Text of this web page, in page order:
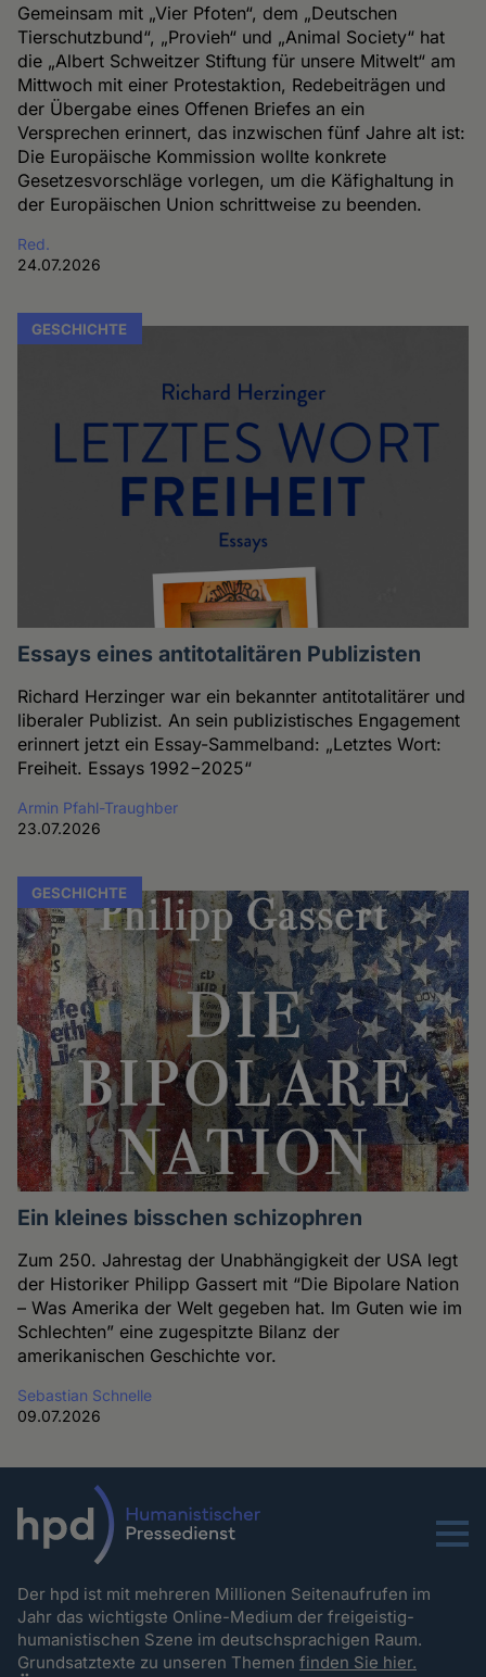
Gemeinsam mit „Vier Pfoten“, dem „Deutschen
Tierschutzbund“, „Provieh“ und „Animal Society“ hat
die „Albert Schweitzer Stiftung für unsere Mitwelt“ am
Mittwoch mit einer Protestaktion, Redebeiträgen und
der Übergabe eines Offenen Briefes an ein
Versprechen erinnert, das inzwischen fünf Jahre alt ist:
Die Europäische Kommission wollte konkrete
Gesetzesvorschläge vorlegen, um die Käfighaltung in
der Europäischen Union schrittweise zu beenden.
Red.
24.07.2026
GESCHICHTE
Essays eines antitotalitären Publizisten
Richard Herzinger war ein bekannter antitotalitärer und
liberaler Publizist. An sein publizistisches Engagement
erinnert jetzt ein Essay-Sammelband: „Letztes Wort:
Freiheit. Essays 1992−2025“
Armin Pfahl-Traughber
23.07.2026
GESCHICHTE
Ein kleines bisschen schizophren
Zum 250. Jahrestag der Unabhängigkeit der USA legt
der Historiker Philipp Gassert mit “Die Bipolare Nation
– Was Amerika der Welt gegeben hat. Im Guten wie im
Schlechten” eine zugespitzte Bilanz der
amerikanischen Geschichte vor.
Sebastian Schnelle
09.07.2026
Menu
Der hpd ist mit mehreren Millionen Seitenaufrufen im
Jahr das wichtigste Online-Medium der freigeistig-
humanistischen Szene im deutschsprachigen Raum.
Grundsatztexte zu unseren Themenfinden Sie hier.